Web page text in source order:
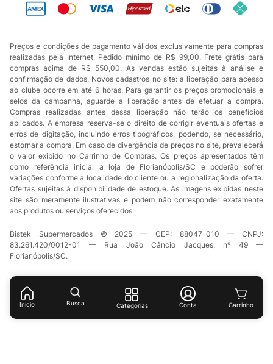
Início Busca Categorias Conta
Preços e condições de pagamento válidos exclusivamente para compras
realizadas pela Internet. Pedido mínimo de R$ 99,00. Frete grátis para
compras acima de R$ 550,00. As vendas estão sujeitas à análise e
confirmação de dados. Novos cadastros no site: a liberação para acesso
ao clube ocorre em até 6 horas. Para garantir os preços promocionais e
selos da campanha, aguarde a liberação antes de efetuar a compra.
Compras realizadas antes dessa liberação não terão os benefícios
aplicados. A empresa reserva-se o direito de corrigir eventuais ofertas e
erros de digitação, incluindo erros tipográficos, podendo, se necessário,
estornar a compra. Em caso de divergência de preços no site, prevalecerá
o valor exibido no Carrinho de Compras. Os preços apresentados têm
como referência inicial a loja de Florianópolis/SC e poderão sofrer
variações conforme a localidade do cliente ou a regionalização da oferta.
Ofertas sujeitas à disponibilidade de estoque. As imagens exibidas neste
site são meramente ilustrativas e podem não corresponder exatamente
aos produtos ou serviços oferecidos.
Bistek Supermercados © 2025 — CEP: 88047-010 — CNPJ:
83.261.420/0012-01 — Rua João Câncio Jacques, nº 49 —
Florianópolis/SC.